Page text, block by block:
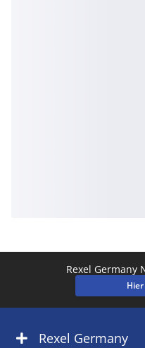
Rexel Germany
Rexel Germany